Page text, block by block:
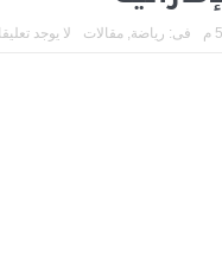
فى: رياضة, مقالات لا يوجد